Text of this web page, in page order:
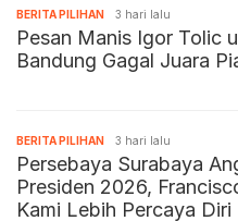
BERITA PILIHAN 3 hari lalu
Pesan Manis Igor Tolic
Bandung Gagal Juara
BERITA PILIHAN 3 hari lalu
Persebaya Surabaya
Presiden 2026,
Kami Lebih Percaya Diri